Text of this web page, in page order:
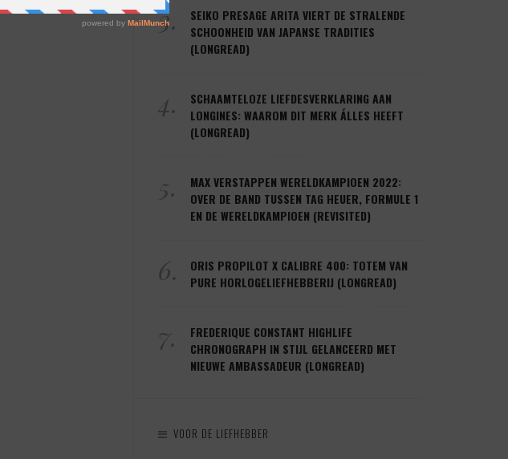
3.
SEIKO PRESAGE ARITA VIERT DE STRALENDE
SCHOONHEID VAN JAPANSE TRADITIES
(LONGREAD)
4.
SCHAAMTELOZE LIEFDESVERKLARING AAN
LONGINES: WAAROM DIT MERK ÁLLES HEEFT
(LONGREAD)
5.
MAX VERSTAPPEN WERELDKAMPIOEN 2022:
OVER DE BAND TUSSEN TAG HEUER, FORMULE 1
EN DE WERELDKAMPIOEN (REVISITED)
6.
ORIS PROPILOT X CALIBRE 400: TOTEM VAN
PURE HORLOGELIEFHEBBERIJ (LONGREAD)
7.
FREDERIQUE CONSTANT HIGHLIFE
CHRONOGRAPH IN STIJL GELANCEERD MET
NIEUWE AMBASSADEUR (LONGREAD)
VOOR DE LIEFHEBBER